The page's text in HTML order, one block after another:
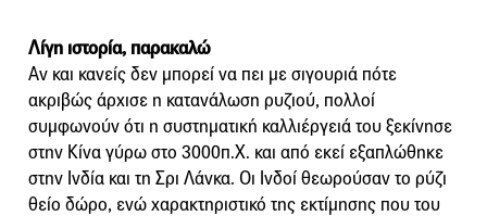
Λίγη ιστορία, παρακαλώ
Αν και κανείς δεν μπορεί να πει με σιγουριά πότε
ακριβώς άρχισε η κατανάλωση ρυζιού, πολλοί
συμφωνούν ότι η συστηματική καλλιέργειά του ξεκίνησε
στην Κίνα γύρω στο 3000π.Χ. και από εκεί εξαπλώθηκε
στην Ινδία και τη Σρι Λάνκα. Οι Ινδοί θεωρούσαν το ρύζι
θείο δώρο, ενώ χαρακτηριστικό της εκτίμησης που του